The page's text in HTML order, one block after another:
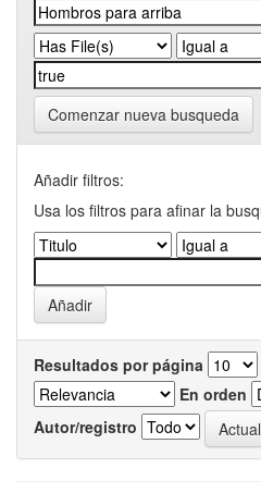
Comenzar nueva busqueda
Añadir filtros:
Usa los filtros para afinar la
Resultados por página
En orden
Autor/registro